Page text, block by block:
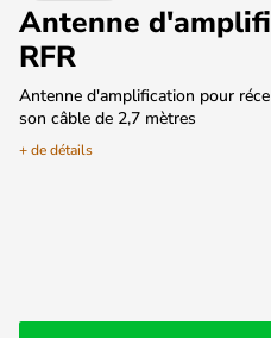
Antenne
RFR
Antenne d'amplification pour
son câble de 2,7 mètres
+ de détails